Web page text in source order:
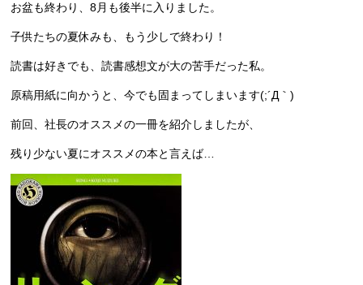
お盆も終わり、8月も後半に入りました。
子供たちの夏休みも、もう少しで終わり！
読書は好きでも、読書感想文が大の苦手だった私。
原稿用紙に向かうと、今でも固まってしまいます(;´Д｀)
前回、社長のオススメの一冊を紹介しましたが、
残り少ない夏にオススメの本と言えば…